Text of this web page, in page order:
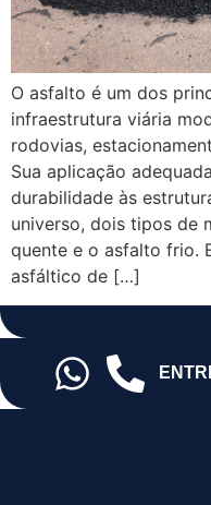
O asfalto é um dos
infraestrutura viária
rodovias,
Sua aplicação
durabilidade às
universo, dois tipos de
quente e o asfalto frio.
asfáltico de […]